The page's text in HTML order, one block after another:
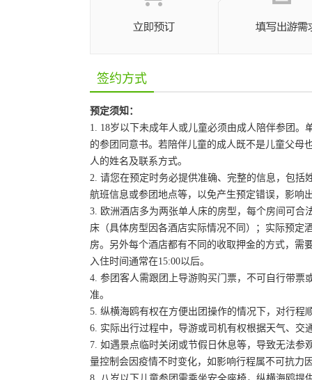
签约方式
预定须知：
1. 18岁以下未成年人或儿童必须由成人陪伴参团
的参团同意书。若陪伴儿童的成人既不是儿童父母
人的姓名及联系方式。
2. 请您在预定时务必提供准确、完整的信息，包
航班信息或参团地点等，以免产生预定错误，影响
3. 欧洲酒店多为两张单人床的房型，每个房间可合
床（具体房型因各酒店实际情况不同）；实际预定
房。另外每个酒店都有不同的收取押金的方式，需
入住时间通常在15:00以后。
4. 参团客人需跟团上导游购买门票，不可自行带票
准。
5. 纵横海鸥有权在方便出团操作的情况下，对行
6. 实际出行过程中，导游或司机有权根据天气、
7. 如遇景点临时关闭或节假日休息等，导致无法
量控制会因疫情不时变化，如影响行程属不可抗力